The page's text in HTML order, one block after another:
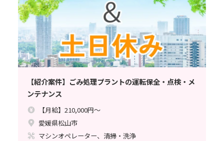
【紹介案件】ごみ処理プラントの運転保全・点検・メ
ンテナンス
【月給】210,000円～
愛媛県松山市
マシンオペレーター、清掃・洗浄